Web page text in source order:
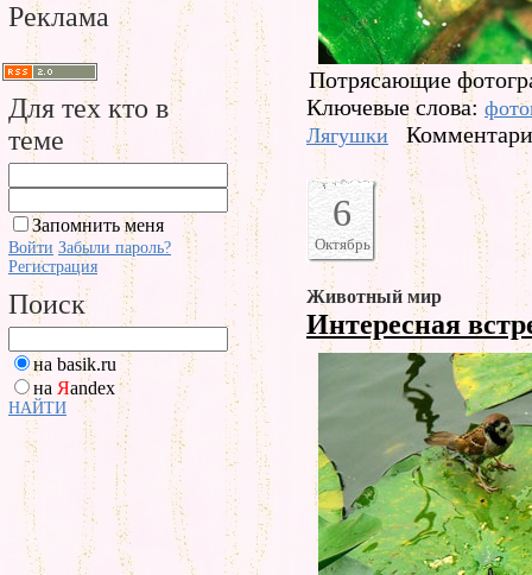
Реклама
Для тех кто в
теме
Запомнить меня
Войти Забыли пароль?
Регистрация
Поиск
на basik.ru
на Яandex
НАЙТИ
Потрясающие
Ключевые слова:
Лягушки
6
Октябрь
Животный мир
Интересная